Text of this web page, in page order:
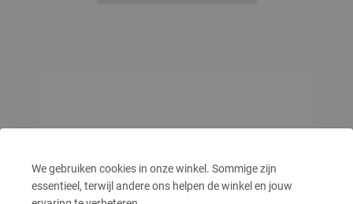
We gebruiken cookies in onze winkel. Sommige zijn
essentieel, terwijl andere ons helpen de winkel en jouw